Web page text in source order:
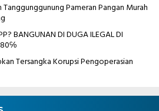
Pameran Pangan Murah
BANGUNAN DI DUGA ILEGAL DI
80℅
Tersangka Korupsi Pengoperasian